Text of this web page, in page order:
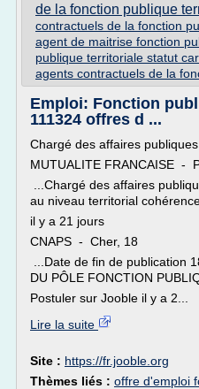
de la fonction publique
contractuels de la fonction
agent de maitrise fonction
publique territoriale statut
agents contractuels de la
Emploi: Fonction
111324 offres d ...
Chargé des affaires
MUTUALITE FRANCAISE -
...Chargé des affaires
au niveau territorial
il y a 21 jours
CNAPS - Cher, 18
...Date de fin de publication
DU PÔLE FONCTION
Postuler sur Jooble il y a 2...
Lire la suite
Site : https://fr.jooble.org
Thèmes liés : offre d'emploi